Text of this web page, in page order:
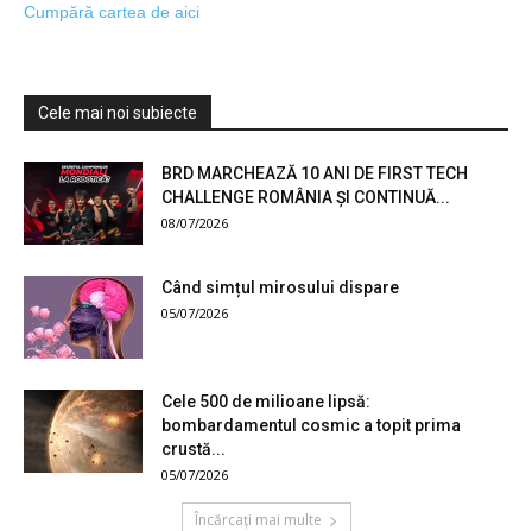
Cumpără cartea de aici
Cele mai noi subiecte
BRD MARCHEAZĂ 10 ANI DE FIRST TECH
CHALLENGE ROMÂNIA ȘI CONTINUĂ...
08/07/2026
Când simțul mirosului dispare
05/07/2026
Cele 500 de milioane lipsă:
bombardamentul cosmic a topit prima
crustă...
05/07/2026
Încărcați mai multe